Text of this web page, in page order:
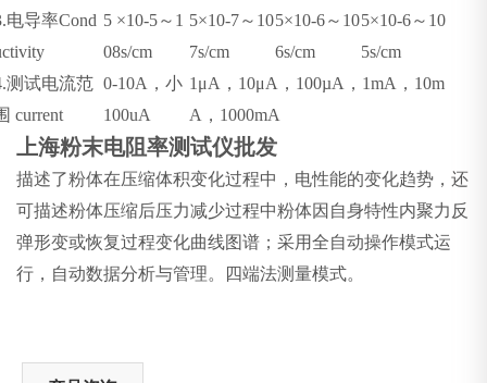
电导率Cond 5 ×10-5～1
08s/cm
5×10-7～10
7s/cm
5×10-6～10
6s/cm
5×10-6～10
5s/cm
测试电流范
current
0-10A ，小
100uA
1μA ，10μA，100µA，1mA，10m
A，1000mA
上海粉末电阻率测试仪批发
描述了粉体在压缩体积变化过程中，电性能的变化趋势，还
可描述粉体压缩后压力减少过程中粉体因自身特性内聚力反
弹形变或恢复过程变化曲线图谱；采用全自动操作模式运
行，自动数据分析与管理。四端法测量模式。